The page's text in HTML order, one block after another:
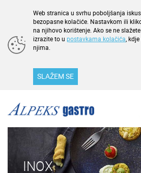
Web stranica u svrhu poboljšanja
bezopasne kolačiće. Nastavkom ili
na njihovo korištenje. Ako se ne
izrazite to u postavkama kolačića ,
njima.
SLAŽEM SE
INOX